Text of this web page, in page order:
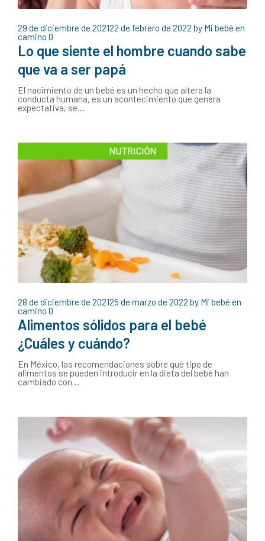
29 de diciembre de 202122 de febrero de 2022 by Mi bebé en
camino 0
Lo que siente el hombre cuando sabe
que va a ser papá
El nacimiento de un bebé es un hecho que altera la
conducta humana, es un acontecimiento que genera
expectativa, se…
28 de diciembre de 202125 de marzo de 2022 by Mi bebé en
camino 0
Alimentos sólidos para el bebé
¿Cuáles y cuándo?
En México, las recomendaciones sobre qué tipo de
alimentos se pueden introducir en la dieta del bebé han
cambiado con…